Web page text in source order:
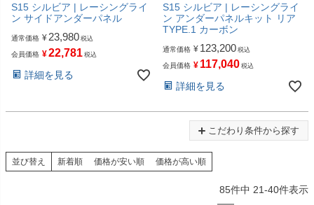
S15 シルビア | レーシングライ
ン サイドアンダーパネル
通常価格 ¥ 23,980 税込
会員価格 ¥22,781 税込
詳細を見る
S15 シルビア | レーシングライ
ン アンダーパネルキット リア
TYPE.1 カーボン
通常価格 ¥ 123,200 税込
会員価格 ¥ 117,040 税込
詳細を見る
こだわり条件から探す
並び替え 新着順 価格が安い順 価格が高い順
85件中 21-40件表示